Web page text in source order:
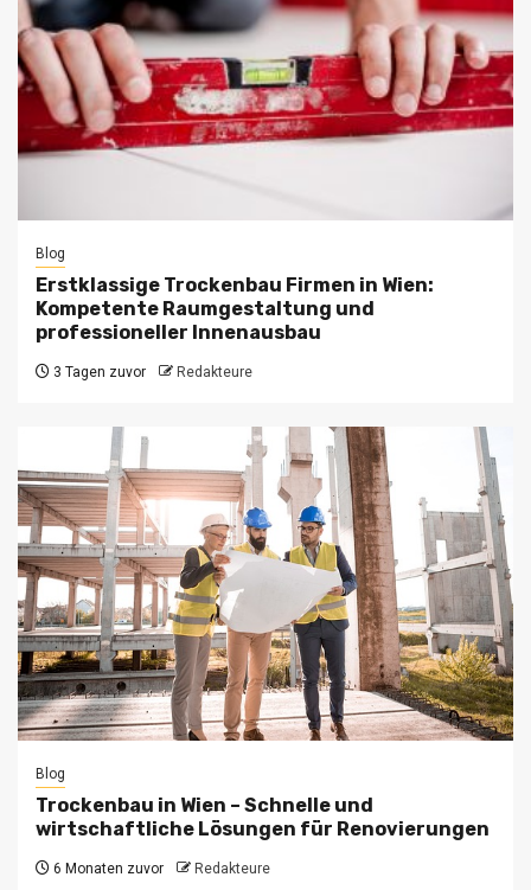
Blog
Erstklassige Trockenbau Firmen in Wien:
Kompetente Raumgestaltung und
professioneller Innenausbau
3 Tagen zuvor Redakteure
Blog
Trockenbau in Wien – Schnelle und
wirtschaftliche Lösungen für Renovierungen
6 Monaten zuvor Redakteure